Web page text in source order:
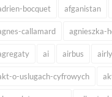
bocquet afganistan
callamard agnieszka-
ai airbus airly
o-uslugach-cyfrowych